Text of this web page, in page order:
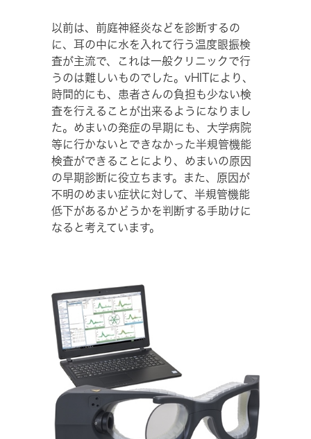
以前は、前庭神経炎などを診断するの
に、耳の中に水を入れて行う温度眼振検
査が主流で、これは一般クリニックで行
うのは難しいものでした。vHITにより、
時間的にも、患者さんの負担も少ない検
査を行えることが出来るようになりまし
た。めまいの発症の早期にも、大学病院
等に行かないとできなかった半規管機能
検査ができることにより、めまいの原因
の早期診断に役立ちます。また、原因が
不明のめまい症状に対して、半規管機能
低下があるかどうかを判断する手助けに
なると考えています。